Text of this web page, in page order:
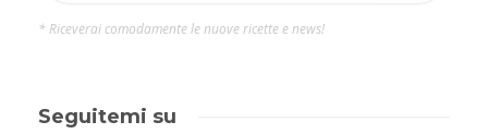
* Riceverai comodamente le nuove ricette e news!
Seguitemi su